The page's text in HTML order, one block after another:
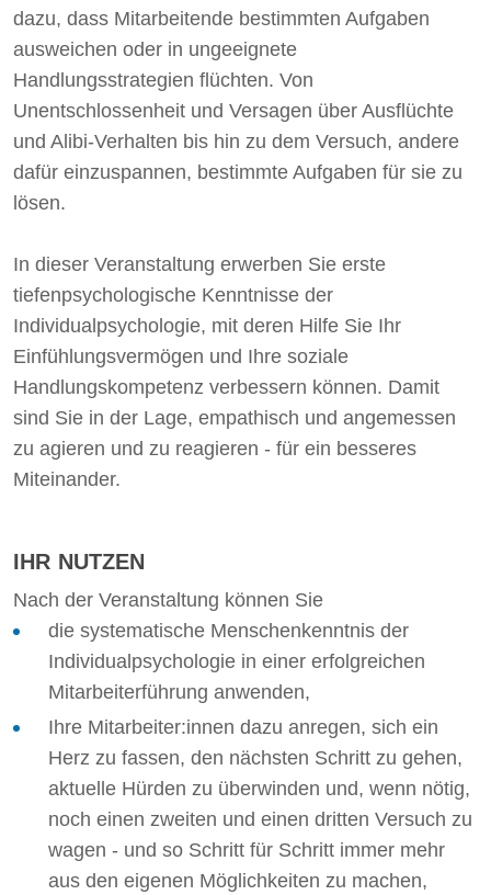
dazu, dass Mitarbeitende bestimmten Aufgaben
ausweichen oder in ungeeignete
Handlungsstrategien flüchten. Von
Unentschlossenheit und Versagen über Ausflüchte
und Alibi-Verhalten bis hin zu dem Versuch, andere
dafür einzuspannen, bestimmte Aufgaben für sie zu
lösen.
In dieser Veranstaltung erwerben Sie erste
tiefenpsychologische Kenntnisse der
Individualpsychologie, mit deren Hilfe Sie Ihr
Einfühlungsvermögen und Ihre soziale
Handlungskompetenz verbessern können. Damit
sind Sie in der Lage, empathisch und angemessen
zu agieren und zu reagieren - für ein besseres
Miteinander.
IHR NUTZEN
Nach der Veranstaltung können Sie
die systematische Menschenkenntnis der
Individualpsychologie in einer erfolgreichen
Mitarbeiterführung anwenden,
Ihre Mitarbeiter:innen dazu anregen, sich ein
Herz zu fassen, den nächsten Schritt zu gehen,
aktuelle Hürden zu überwinden und, wenn nötig,
noch einen zweiten und einen dritten Versuch zu
wagen - und so Schritt für Schritt immer mehr
aus den eigenen Möglichkeiten zu machen,